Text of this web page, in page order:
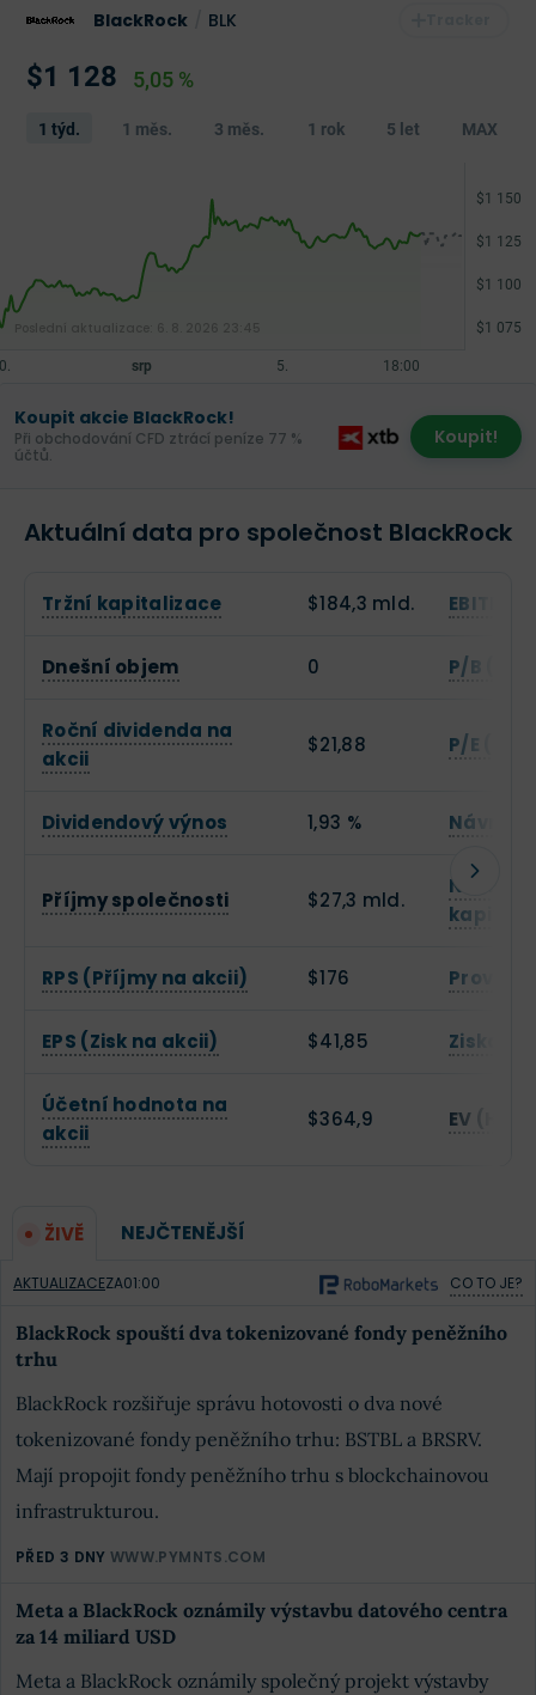
BlackRock BLK
$1 128 5,05 %
1 týd. 1 měs. 3 měs. 1 rok 5 let MAX
Koupit akcie BlackRock!
Při obchodování CFD ztrácí peníze 77 %
účtů.
Koupit!
Aktuální data pro společnost BlackRock
Tržní kapitalizace $184,3 mld. EBITDA
Dnešní objem 0 P/B
Roční dividenda na
akcii
$21,88 P/E
Dividendový výnos 1,93 %
Příjmy společnosti $27,3 mld.
kapitálu
RPS (Příjmy na akcii) $176
EPS (Zisk na akcii) $41,85 Zisková
Účetní hodnota na
akcii
$364,9 EV
ŽIVĚ NEJČTENĚJŠÍ
AKTUALIZACEZA01:00 CO TO JE?
BlackRock spouští dva tokenizované fondy peněžního
trhu
BlackRock rozšiřuje správu hotovosti o dva nové
tokenizované fondy peněžního trhu: BSTBL a BRSRV.
Mají propojit fondy peněžního trhu s blockchainovou
infrastrukturou.
PŘED 3 DNY WWW.PYMNTS.COM
Meta a BlackRock oznámily výstavbu datového centra
za 14 miliard USD
Meta a BlackRock oznámily společný projekt výstavby